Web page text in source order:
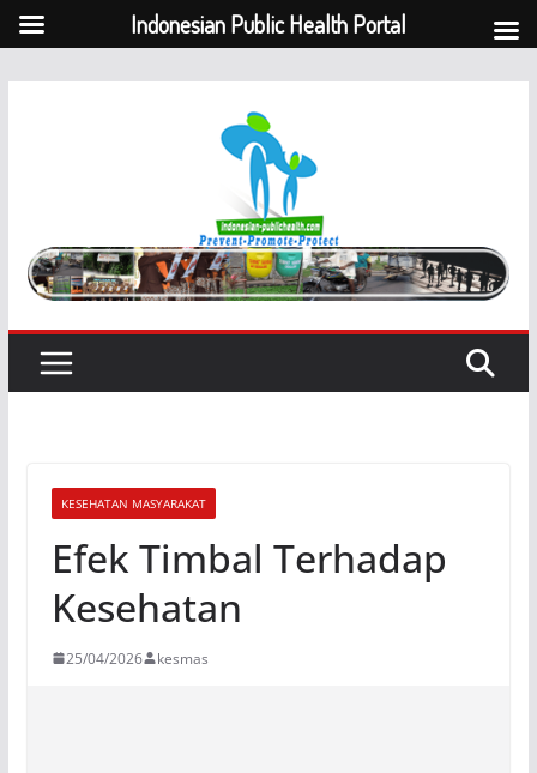
KESEHATAN MASYARAKAT
Efek Timbal Terhadap
Kesehatan
25/04/2026 kesmas
Indonesian Public Health Portal